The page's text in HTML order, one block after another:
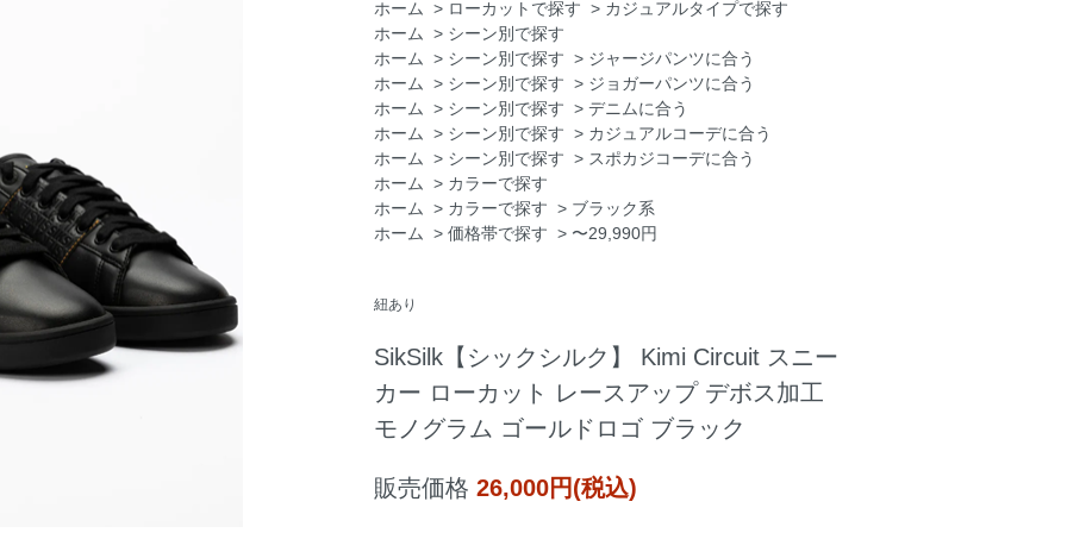
ホーム > ローカットで探す > カジュアルタイプで探す
ホーム
> シーン別で探す
ホーム
> シーン別で探す > ジャージパンツに合う
ホーム
> シーン別で探す > ジョガーパンツに合う
ホーム
> シーン別で探す > デニムに合う
ホーム
> シーン別で探す > カジュアルコーデに合う
ホーム
> シーン別で探す > スポカジコーデに合う
ホーム
> カラーで探す
ホーム
> カラーで探す > ブラック系
ホーム
> 価格帯で探す > 〜29,990円
紐あり
SikSilk【シックシルク】 Kimi Circuit スニー
カー ローカット レースアップ デボス加工
モノグラム ゴールドロゴ ブラック
販売価格 26,000円(税込)